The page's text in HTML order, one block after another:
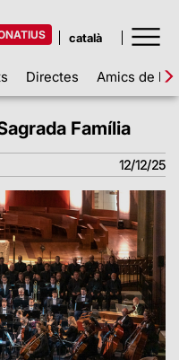
Directes Amics de la
Família
12/12/25